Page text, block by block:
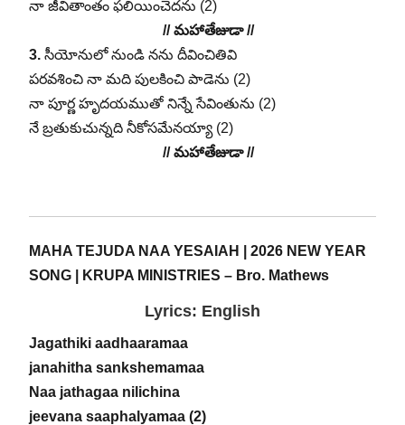
‎నా జీవితాంతం ఫలియించెదను (2)
// మహాతేజుడా //
3. సీయోనులో నుండి నను దీవించితివి
పరవశించి నా మది పులకించి పాడెను (2)
నా పూర్ణ హృదయముతో నిన్నే సేవింతును (2)
నే బ్రతుకుచున్నది నీకోసమేనయ్యా (2)
// మహాతేజుడా //
MAHA TEJUDA NAA YESAIAH | 2026 NEW YEAR
SONG | KRUPA MINISTRIES – Bro. Mathews
Lyrics: English
Jagathiki aadhaaramaa
janahitha sankshemamaa
Naa jathagaa nilichina
jeevana saaphalyamaa (2)